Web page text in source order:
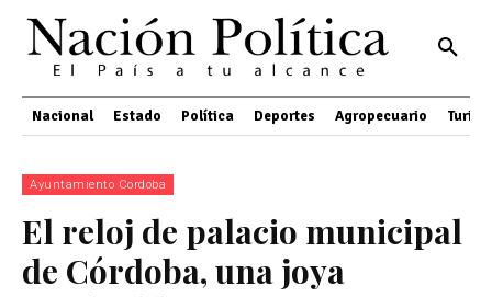
Nacional Estado Política Deportes Agropecuario
Ayuntamiento Cordoba
El reloj de palacio municipal
de Córdoba, una joya